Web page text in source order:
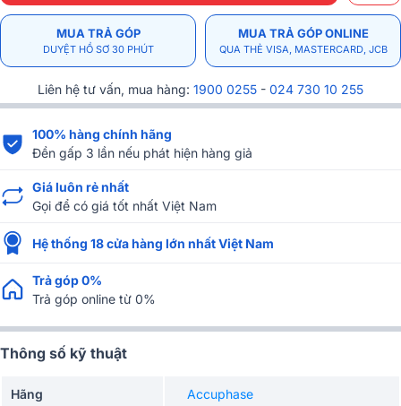
MUA TRẢ GÓP
DUYỆT HỒ SƠ 30 PHÚT
MUA TRẢ GÓP ONLINE
QUA THẺ VISA, MASTERCARD, JCB
Liên hệ tư vấn, mua hàng: 1900 0255 - 024 730 10 255
100% hàng chính hãng
Đền gấp 3 lần nếu phát hiện hàng giả
Giá luôn rẻ nhất
Gọi để có giá tốt nhất Việt Nam
Hệ thống 18 cửa hàng lớn nhất Việt Nam
Trả góp 0%
Trả góp online từ 0%
Thông số kỹ thuật
Hãng Accuphase